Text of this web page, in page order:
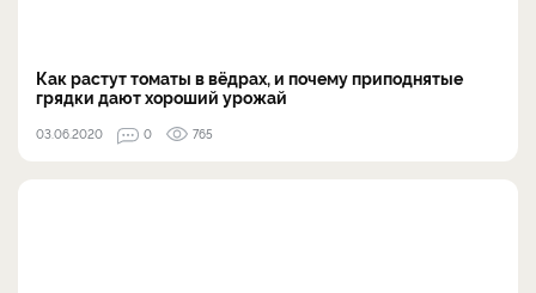
Как растут томаты в вёдрах, и почему приподнятые
грядки дают хороший урожай
03.06.2020 0 765